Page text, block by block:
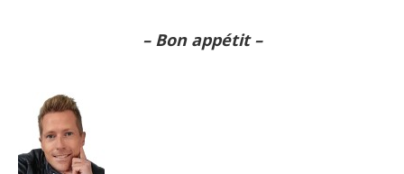
– Bon appétit –